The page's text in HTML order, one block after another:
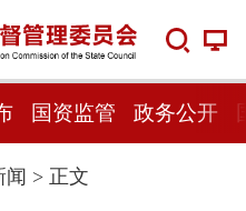
国资监管 政务公开
闻 > 正文